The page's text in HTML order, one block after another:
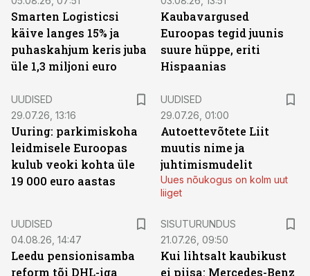
Smarten Logisticsi
käive langes 15% ja
puhaskahjum keris juba
üle 1,3 miljoni euro
Kaubavargused
Euroopas tegid juunis
suure hüppe, eriti
Hispaanias
UUDISED
29.07.26, 13:16
Uuring: parkimiskoha
leidmisele Euroopas
kulub veoki kohta üle
19 000 euro aastas
UUDISED
29.07.26, 01:00
Autoettevõtete Liit
muutis nime ja
juhtimismudelit
Uues nõukogus on kolm uut
liiget
UUDISED
04.08.26, 14:47
Leedu pensionisamba
reform tõi DHL-iga
SISUTURUNDUS
21.07.26, 09:50
Kui lihtsalt kaubikust
ei piisa: Mercedes-Benz